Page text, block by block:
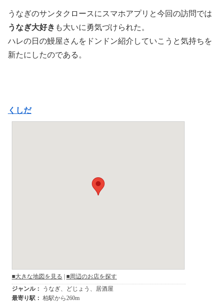
うなぎのサンタクロースにスマホアプリと今回の訪問では
うなぎ大好き も大いに勇気づけられた。
ハレの日の鰻屋さんをドンドン紹介していこうと気持ちを
新たにしたのである。
くしだ